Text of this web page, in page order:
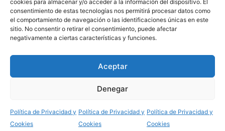
cookies para almacenar y/o acceder a la información del dispositivo. El
consentimiento de estas tecnologías nos permitirá procesar datos como
el comportamiento de navegación o las identificaciones únicas en este
sitio. No consentir o retirar el consentimiento, puede afectar
negativamente a ciertas características y funciones.
Aceptar
Denegar
Política de Privacidad y
Cookies
Política de Privacidad y
Cookies
Política de Privacidad y
Cookies